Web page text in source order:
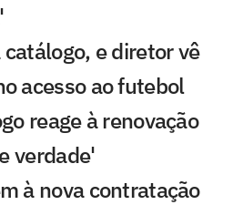
e diretor vê
acesso ao futebol
reage à renovação
verdade'
à nova contratação